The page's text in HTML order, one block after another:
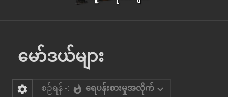
မော်ဒယ်များ
စဉ်ရန် -: ရေပန်းစားမှုအလိုက်